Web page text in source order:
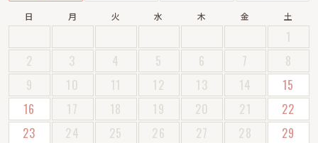
日 月 火 水 木 金 土
1
2
3 4 5 6 7
8
9
10 11 12 13 14
15
16
17 18 19 20 21
22
23
24 25 26 27 28
29